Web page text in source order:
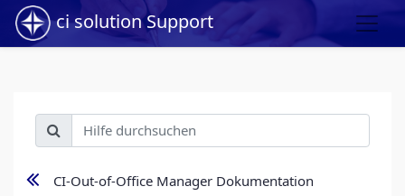
ci solution Support
CI-Out-of-Office Manager Dokumentation